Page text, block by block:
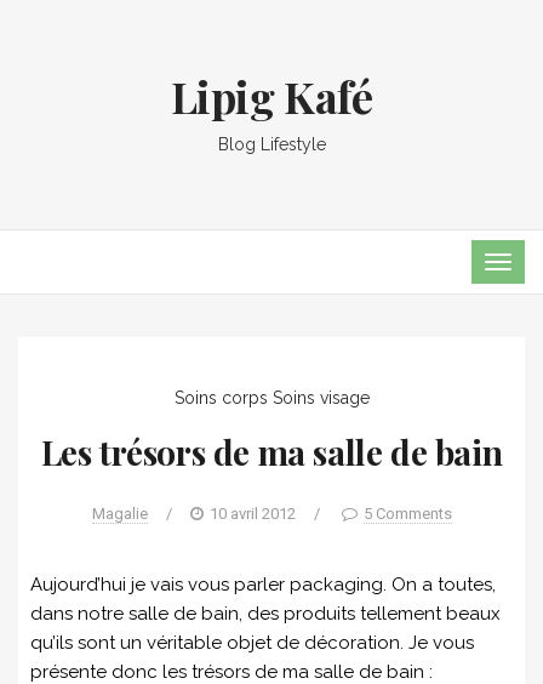
Lipig Kafé
Blog Lifestyle
Soins corps Soins visage
Les trésors de ma salle de bain
Magalie / 10 avril 2012 / 5 Comments
Aujourd’hui je vais vous parler packaging. On a toutes,
dans notre salle de bain, des produits tellement beaux
qu’ils sont un véritable objet de décoration. Je vous
présente donc les trésors de ma salle de bain :